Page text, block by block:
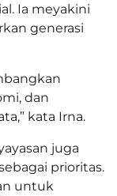
Ia meyakini
generasi
dan
kata Irna.
juga
prioritas.
untuk